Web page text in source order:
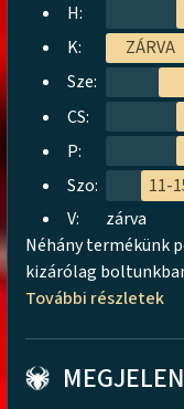
H:
K:
ZÁRVA
Sze:
CS:
P:
Szo:
11-
V:
zárva
Néhány termékünk
kizárólag
További részletek